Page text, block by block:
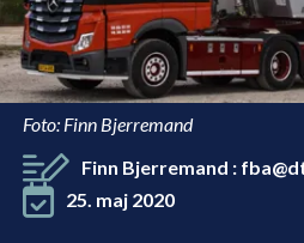
Foto: Finn Bjerremand
Finn Bjerremand :
25. maj 2020